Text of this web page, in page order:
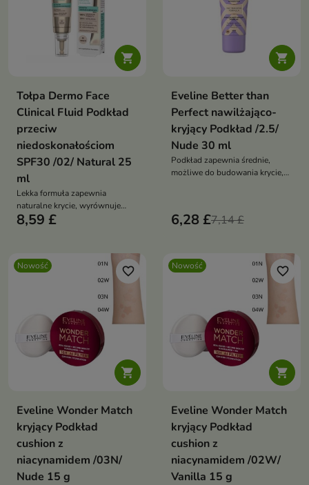

Tołpa Dermo Face
Clinical Fluid Podkład
przeciw
niedoskonałościom
SPF30 /02/ Natural 25
ml
Lekka formuła zapewnia
naturalne krycie, wyrównuje
koloryt cery oraz pomaga
8,59 £

Eveline Better than
Perfect nawilżająco-
kryjący Podkład /2.5/
Nude 30 ml
Podkład zapewnia średnie,
możliwe do budowania krycie,
6,28 £7,14 £
Nowość

favorite_border
Eveline Wonder Match
kryjący Podkład
cushion z
niacynamidem /03N/
Nude 15 g
Nowość

favorite_border
Eveline Wonder Match
kryjący Podkład
cushion z
niacynamidem /02W/
Vanilla 15 g